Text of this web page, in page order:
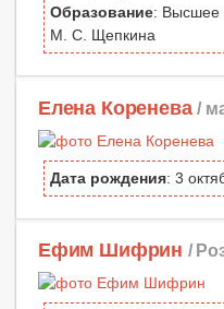
Образование: Высшее
М. С. Щепкина
Елена Коренева /
Дата рождения: 3
Ефим Шифрин /